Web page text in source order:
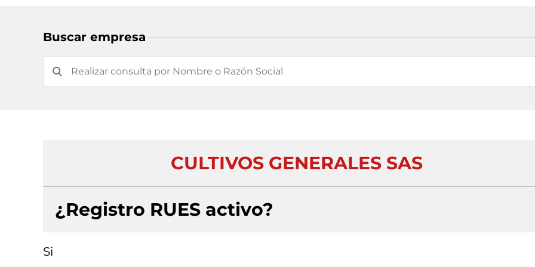
Buscar empresa
CULTIVOS GENERALES SAS
¿Registro RUES activo?
Si